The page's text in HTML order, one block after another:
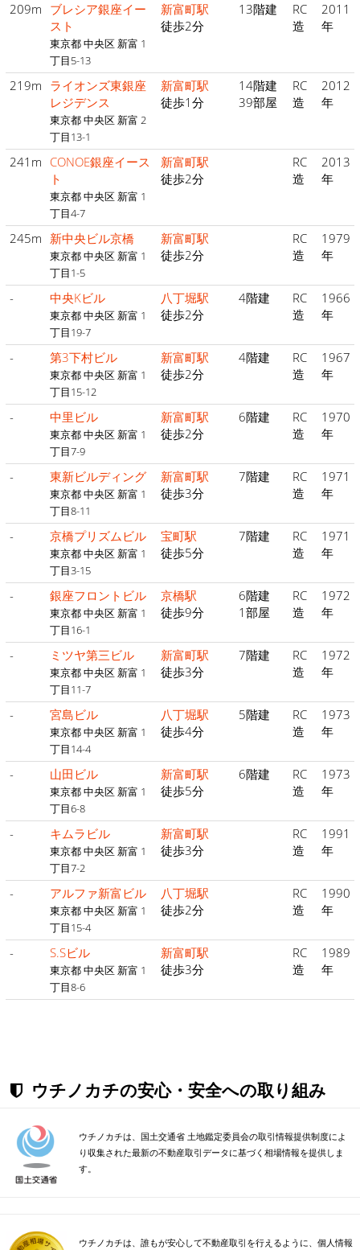
209m ブレシア銀座イー
スト
東京都 中央区 新富 1
丁目5-13
新富町駅
徒歩2分
13階建
RC
造
2011
年
219m ライオンズ東銀座
レジデンス
東京都 中央区 新富 2
丁目13-1
新富町駅
徒歩1分
14階建
39部屋
RC
造
2012
年
241m CONOE銀座イース
ト
東京都 中央区 新富 1
丁目4-7
新富町駅
徒歩2分
RC
造
2013
年
245m 新中央ビル京橋
東京都 中央区 新富 1
丁目1-5
新富町駅
徒歩2分
RC
造
1979
年
- 中央Kビル
東京都 中央区 新富 1
丁目19-7
八丁堀駅
徒歩2分
4階建
RC
造
1966
年
- 第3下村ビル
東京都 中央区 新富 1
丁目15-12
新富町駅
徒歩2分
4階建
RC
造
1967
年
- 中里ビル
東京都 中央区 新富 1
丁目7-9
新富町駅
徒歩2分
6階建
RC
造
1970
年
- 東新ビルディング
東京都 中央区 新富 1
丁目8-11
新富町駅
徒歩3分
7階建
RC
造
1971
年
- 京橋プリズムビル
東京都 中央区 新富 1
丁目3-15
宝町駅
徒歩5分
7階建
RC
造
1971
年
- 銀座フロントビル
東京都 中央区 新富 1
丁目16-1
京橋駅
徒歩9分
6階建
1部屋
RC
造
1972
年
- ミツヤ第三ビル
東京都 中央区 新富 1
丁目11-7
新富町駅
徒歩3分
7階建
RC
造
1972
年
- 宮島ビル
東京都 中央区 新富 1
丁目14-4
八丁堀駅
徒歩4分
5階建
RC
造
1973
年
- 山田ビル
東京都 中央区 新富 1
丁目6-8
新富町駅
徒歩5分
6階建
RC
造
1973
年
- キムラビル
東京都 中央区 新富 1
丁目7-2
新富町駅
徒歩3分
RC
造
1991
年
- アルファ新富ビル
東京都 中央区 新富 1
丁目15-4
八丁堀駅
徒歩2分
RC
造
1990
年
- S.Sビル
東京都 中央区 新富 1
丁目8-6
新富町駅
徒歩3分
RC
造
1989
年
ウチノカチの安心・安全への取り組み
ウチノカチは、国土交通省 土地鑑定委員会の取引情報提供制度によ
り収集された最新の不動産取引データに基づく相場情報を提供しま
す。
ウチノカチは、誰もが安心して不動産取引を行えるように、個人情報